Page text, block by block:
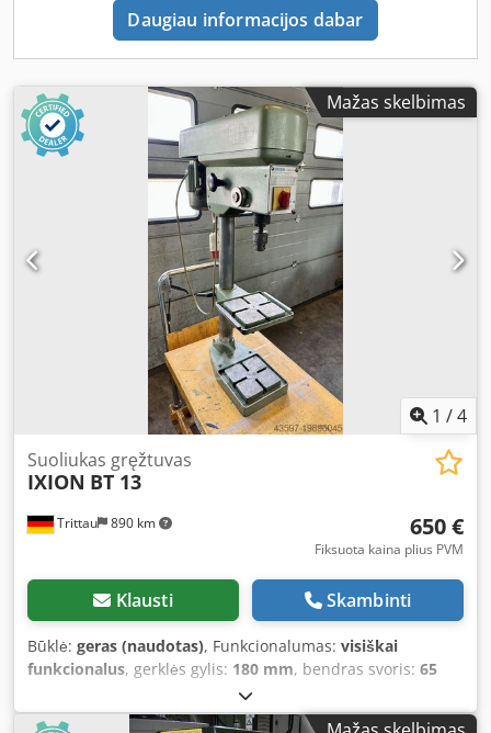
Daugiau informacijos dabar
Mažas skelbimas
1 /4
Trittau 890 km
Suoliukas gręžtuvas
IXION BT 13
650 €
Fiksuota kaina plius PVM
Klausti Skambinti
Būklė: geras (naudotas), Funkcionalumas: visiškai
funkcionalus, gerklės gylis: 180 mm, bendras svoris: 65
480 aps./min
staklės Gamintojas: IXION Tipas: BT 13 Techniniai